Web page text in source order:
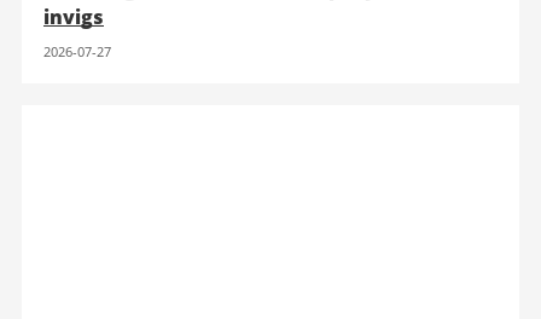
invigs
2026-07-27